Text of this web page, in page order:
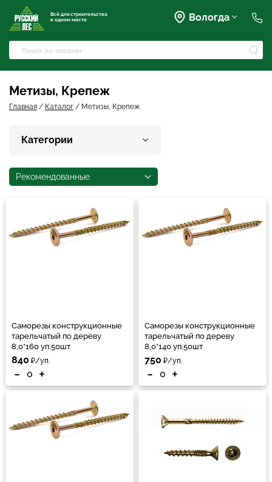
Всё для строительства
в одном месте
Вологда
+7 (921) 238-17-99
дер. Яскино, ул. Окружная,
2с1
d0ski@rusles-35.ru
Метизы, Крепеж
Главная / Каталог / Метизы, Крепеж
Категории
Рекомендованные
Саморезы конструкционные
тарельчатый по дереву
8,0*160 уп.50шт
840 ₽/уп.
- +
Саморезы конструкционные
тарельчатый по дереву
8,0*140 уп.50шт
750 ₽/уп.
- +